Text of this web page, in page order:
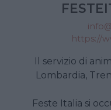
https://
Il servizio di
Lombardia,
Feste Italia si